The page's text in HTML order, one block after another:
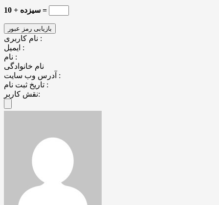
سیزده + 10 =
نام کاربری :
ایمیل :
نام :
نام خانوادگی
آدرس وب سایت :
تاریخ ثبت نام :
نقش کاربر: